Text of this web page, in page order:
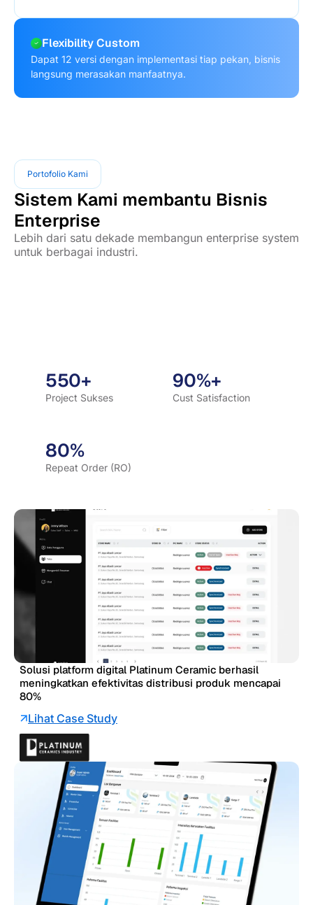
Flexibility Custom
Dapat 12 versi dengan implementasi tiap pekan, bisnis
langsung merasakan manfaatnya.
Portofolio Kami
Sistem Kami membantu Bisnis
Enterprise
Lebih dari satu dekade membangun enterprise system
untuk berbagai industri.
550+
Project Sukses
90%+
Cust Satisfaction
80%
Repeat Order (RO)
Solusi platform digital Platinum Ceramic berhasil
meningkatkan efektivitas distribusi produk mencapai
80%
Lihat Case Study